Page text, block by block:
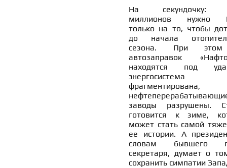
На секундочку:
миллионов нужно
только на то, чтобы
до начала
сезона. При
автозаправок
находятся под
энергосистема
фрагментирована,
заводы разрушены.
готовится к зиме,
может стать самой
ее истории. А
словам бывшего
секретаря, думает о
сохранить симпатии